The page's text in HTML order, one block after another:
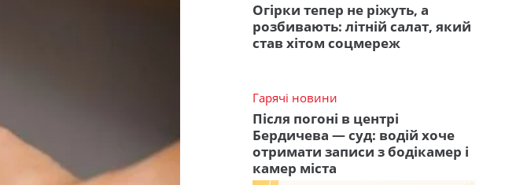
Огірки тепер не ріжуть, а
розбивають: літній салат, який
став хітом соцмереж
Гарячі новини
Після погоні в центрі
Бердичева — суд: водій хоче
отримати записи з бодікамер і
камер міста